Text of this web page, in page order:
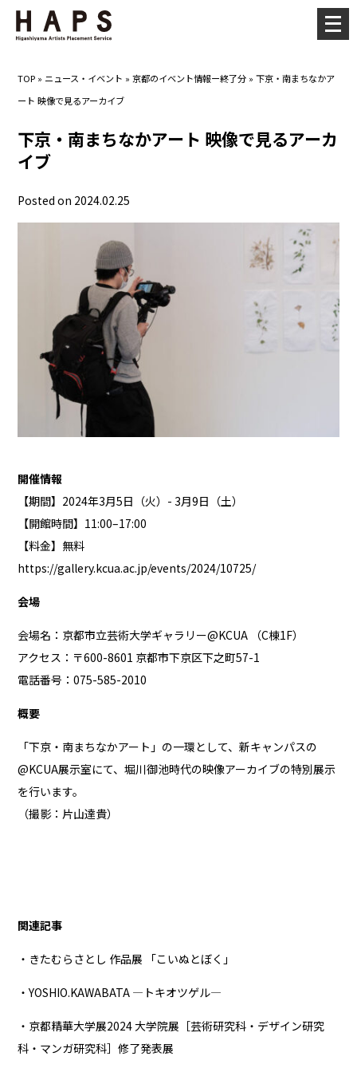
TOP » ニュース・イベント »京都のイベント情報ー終了分 »下京・南まちなかア
ート 映像で見るアーカイブ
下京・南まちなかアート 映像で見るアーカ
イブ
Posted on 2024.02.25
開催情報
【期間】2024年3月5日（火）- 3月9日（土）
【開館時間】11:00–17:00
【料金】無料
https://gallery.kcua.ac.jp/events/2024/10725/
会場
会場名：京都市立芸術大学ギャラリー@KCUA （C棟1F）
アクセス：〒600-8601 京都市下京区下之町57-1
電話番号：075-585-2010
概要
「下京・南まちなかアート 」の一環として、新キャンパスの
@KCUA展示室にて、堀川御池時代の映像アーカイブの特別展示
を行います。
（撮影：片山達貴）
関連記事
・きたむらさとし 作品展 「こいぬとぼく」
・YOSHIO.KAWABATA ―トキオツゲル―
・京都精華大学展2024 大学院展［芸術研究科・デザイン研究
科・マンガ研究科］修了発表展
メ
ニ
ー
開